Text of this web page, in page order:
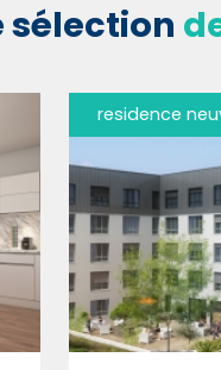
sélection
residence